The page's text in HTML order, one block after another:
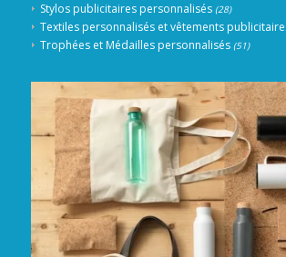
Stylos publicitaires personnalisés (28)
Textiles personnalisés et vêtements
Trophées et Médailles personnalisés (51)